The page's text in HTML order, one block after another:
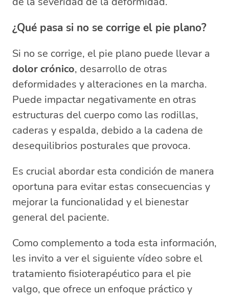
¿Qué pasa si no se corrige el pie plano?
Si no se corrige, el pie plano puede llevar a
dolor crónico, desarrollo de otras
deformidades y alteraciones en la marcha.
Puede impactar negativamente en otras
estructuras del cuerpo como las rodillas,
caderas y espalda, debido a la cadena de
desequilibrios posturales que provoca.
Es crucial abordar esta condición de manera
oportuna para evitar estas consecuencias y
mejorar la funcionalidad y el bienestar
general del paciente.
Como complemento a toda esta información,
les invito a ver el siguiente vídeo sobre el
tratamiento fisioterapéutico para el pie
valgo, que ofrece un enfoque práctico y